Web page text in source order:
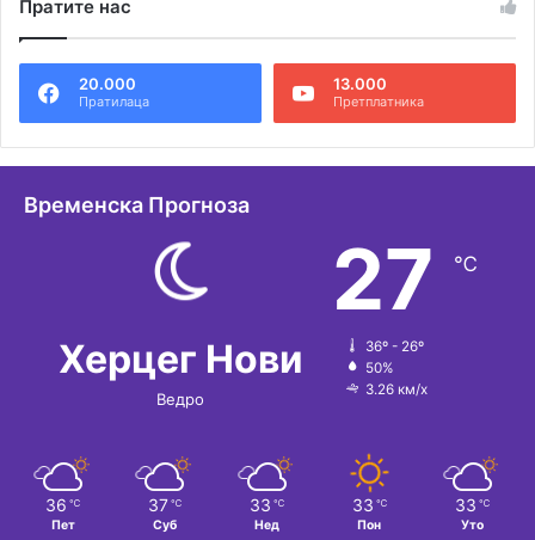
Пратите нас
20.000
Пратилаца
13.000
Претплатника
Временска Прогноза
Херцег Нови
Ведро
27 ℃
36º - 26º
50%
3.26 км/х
36 ℃
Пет
37 ℃
Суб
33 ℃
Нед
33 ℃
Пон
33 ℃
Уто